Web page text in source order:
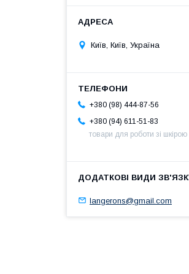
Київ, Київ, Україна
+380 (98) 444-87-56
+380 (94) 611-51-83
товари для роботи зі шкірою
langerons@gmail.com